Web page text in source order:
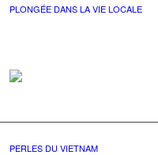
PLONGÉE DANS LA VIE LOCALE
PERLES DU VIETNAM